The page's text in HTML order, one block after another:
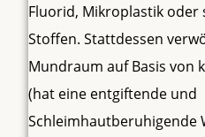
Fluorid, Mikroplastik oder
Stoffen. Stattdessen
Mundraum auf Basis von
(hat eine entgiftende und
Schleimhautberuhigende